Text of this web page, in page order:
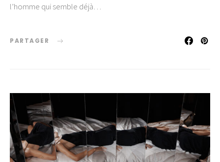
l’homme qui semble déjà…
PARTAGER